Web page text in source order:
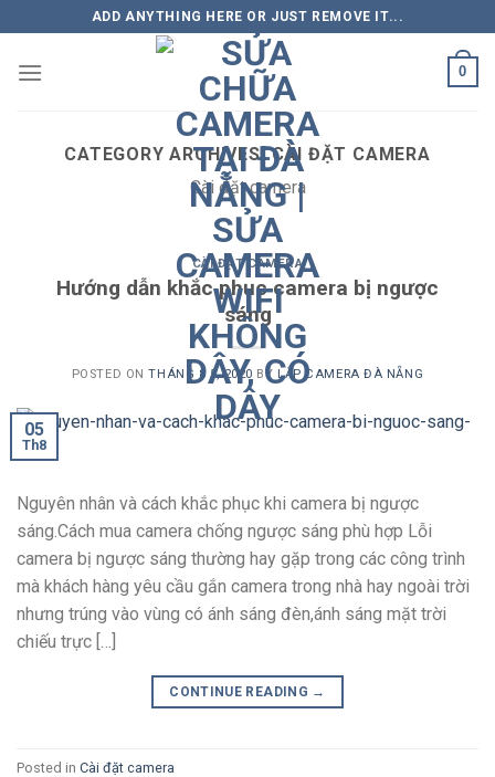
to
content
ADD ANYTHING HERE OR JUST REMOVE IT...
0
CATEGORY ARCHIVES:CÀI ĐẶT CAMERA
Cài đặt camera
CÀI ĐẶT CAMERA
Hướng dẫn khắc phục camera bị ngược
sáng
POSTED ONTHÁNG 8 5, 2020 BY LẮP CAMERA ĐÀ NẴNG
05
Th8
Nguyên nhân và cách khắc phục khi camera bị ngược
sáng.Cách mua camera chống ngược sáng phù hợp Lỗi
camera bị ngược sáng thường hay gặp trong các công trình
mà khách hàng yêu cầu gắn camera trong nhà hay ngoài trời
nhưng trúng vào vùng có ánh sáng đèn,ánh sáng mặt trời
chiếu trực […]
CONTINUE READING →
Posted in Cài đặt camera